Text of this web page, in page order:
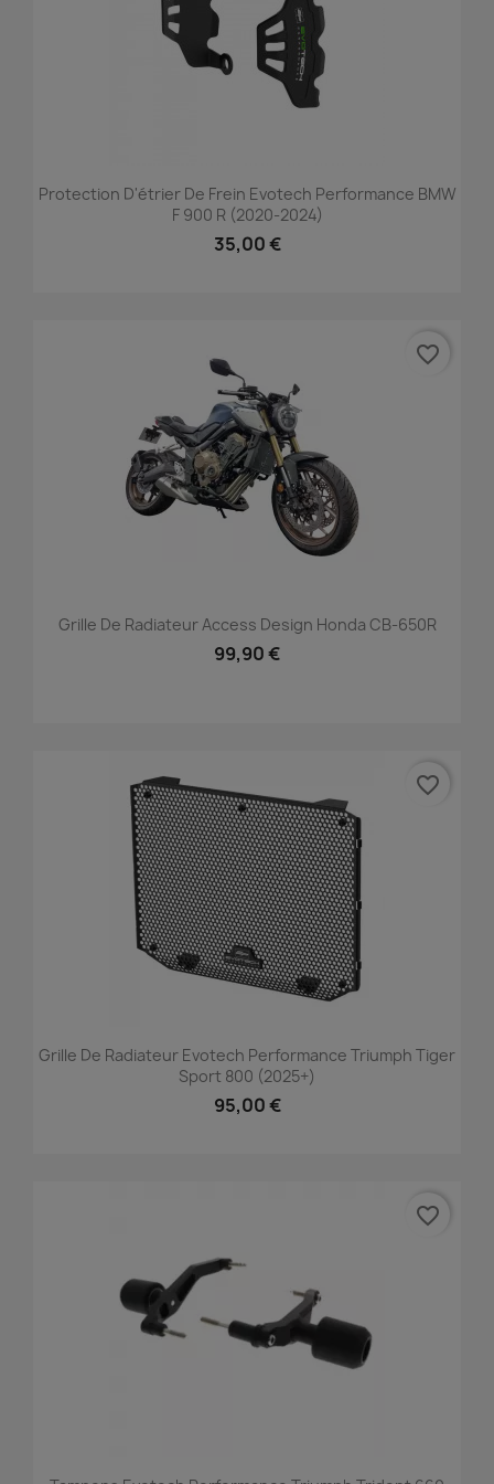
Protection D'étrier De Frein Evotech Performance BMW
F 900 R (2020-2024)
35,00 €
Grille De Radiateur Access Design Honda CB-650R
99,90 €
favorite_border
Grille De Radiateur Evotech Performance Triumph Tiger
Sport 800 (2025+)
95,00 €
favorite_border
favorite_border